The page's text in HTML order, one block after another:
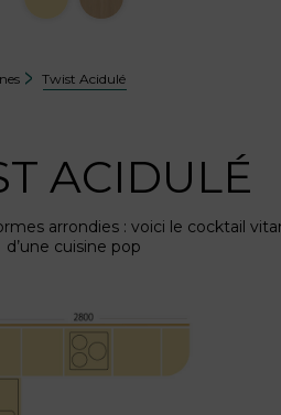
Twist Acidulé
ACIDULÉ
arrondies : voici le cocktail
d’une cuisine pop